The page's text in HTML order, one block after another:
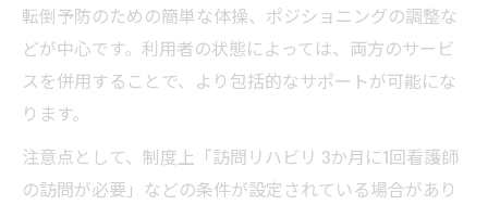
転倒予防のための簡単な体操、ポジショニングの調整な
どが中心です。利用者の状態によっては、両方のサービ
スを併用することで、より包括的なサポートが可能にな
ります。
注意点として、制度上「訪問リハビリ 3か月に1回看護師
の訪問が必要」などの条件が設定されている場合があり